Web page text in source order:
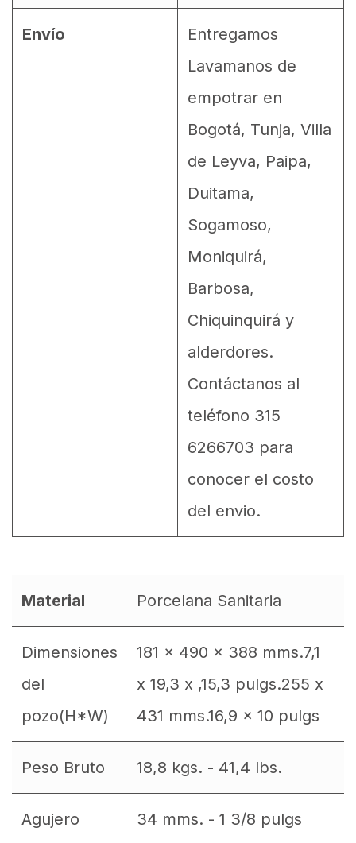
Envío
Entregamos
Lavamanos de
empotrar en
Bogotá, Tunja, Villa
de Leyva, Paipa,
Duitama,
Sogamoso,
Moniquirá,
Barbosa,
Chiquinquirá y
alderdores.
Contáctanos al
teléfono 315
6266703 para
conocer el costo
del envio.
Material Porcelana Sanitaria
Dimensiones
del
pozo(H*W)
181 x 490 x 388 mms.7,1
x 19,3 x ,15,3 pulgs.255 x
431 mms.16,9 x 10 pulgs
Peso Bruto 18,8 kgs. - 41,4 lbs.
Agujero
34 mms. - 1 3/8 pulgs